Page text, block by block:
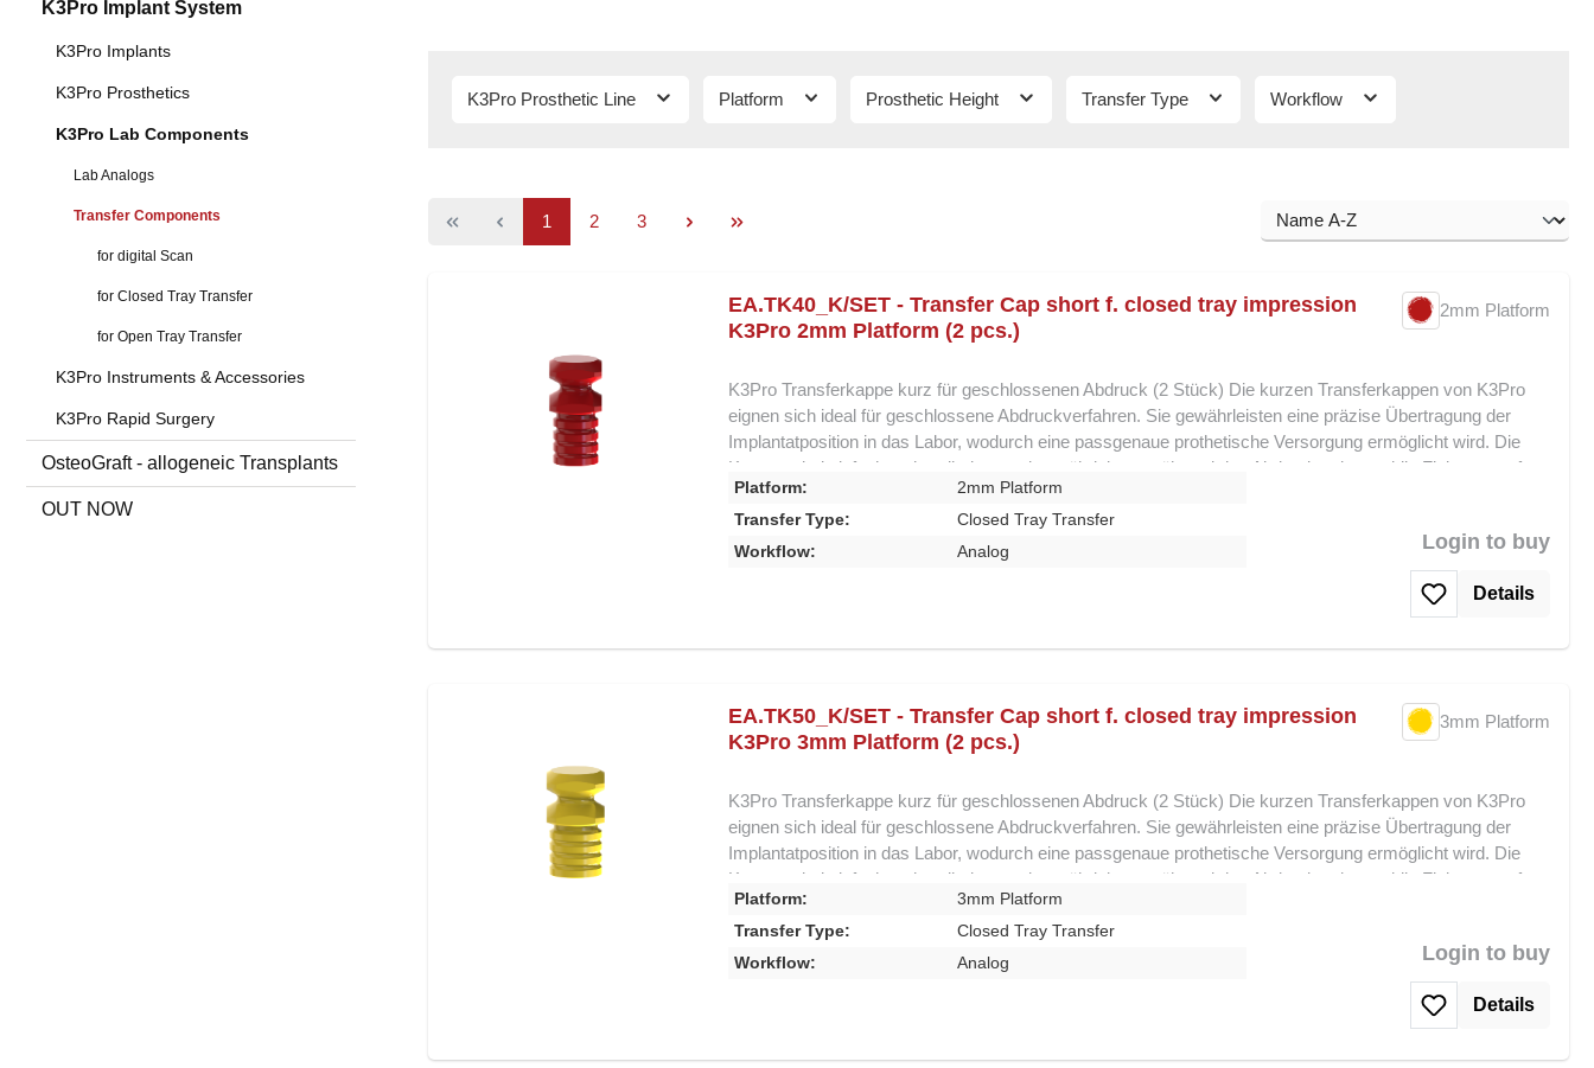
K3Pro Implant System
K3Pro Implants
K3Pro Prosthetics
K3Pro Lab Components
Lab Analogs
Transfer Components
for digital Scan
for Closed Tray Transfer
for Open Tray Transfer
K3Pro Instruments & Accessories
K3Pro Rapid Surgery
OsteoGraft - allogeneic Transplants
OUT NOW
K3Pro Prosthetic Line Platform Prosthetic Height Transfer Type Workflow
Page
1 Page
2 Page
3
EA.TK40_K/SET - Transfer Cap short f. closed tray impression
K3Pro 2mm Platform (2 pcs.)
2mm Platform
K3Pro Transferkappe kurz für geschlossenen Abdruck (2 Stück) Die kurzen Transferkappen von K3Pro
eignen sich ideal für geschlossene Abdruckverfahren. Sie gewährleisten eine präzise Übertragung der
Implantatposition in das Labor, wodurch eine passgenaue prothetische Versorgung ermöglicht wird. Die
Kappen sind einfach zu handhaben und gewährleisten während des Abdrucks eine stabile Fixierung auf
dem Implantat. Ihr kurzes Design erleichtert den Einsatz auch in engen vestibulären Situationen, ohne die
Genauigkeit des Abdrucks zu beeinträchtigen. Ihre Vorteile auf einen Blick: Geeignet für geschlossene
Abdruckverfahren Kurzes Design für optimale Handhabung in engen Situationen Stabile und präzise
Implantatübertragung Lieferung als 2er-Set Eine kompakte, zuverlässige Lösung für exakte
Platform:
2mm Platform
Transfer Type:
Closed Tray Transfer
Workflow:
Analog Login to buy
Details
EA.TK50_K/SET - Transfer Cap short f. closed tray impression
K3Pro 3mm Platform (2 pcs.)
3mm Platform
K3Pro Transferkappe kurz für geschlossenen Abdruck (2 Stück) Die kurzen Transferkappen von K3Pro
eignen sich ideal für geschlossene Abdruckverfahren. Sie gewährleisten eine präzise Übertragung der
Implantatposition in das Labor, wodurch eine passgenaue prothetische Versorgung ermöglicht wird. Die
Kappen sind einfach zu handhaben und gewährleisten während des Abdrucks eine stabile Fixierung auf
dem Implantat. Ihr kurzes Design erleichtert den Einsatz auch in engen vestibulären Situationen, ohne die
Genauigkeit des Abdrucks zu beeinträchtigen. Ihre Vorteile auf einen Blick: Geeignet für geschlossene
Abdruckverfahren Kurzes Design für optimale Handhabung in engen Situationen Stabile und präzise
Implantatübertragung Lieferung als 2er-Set Eine kompakte, zuverlässige Lösung für exakte
Platform:
3mm Platform
Transfer Type:
Closed Tray Transfer
Workflow:
Analog Login to buy
Details